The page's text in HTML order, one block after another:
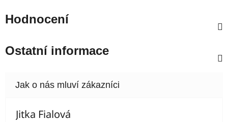
Hodnocení
Ostatní informace
Jitka Fialová